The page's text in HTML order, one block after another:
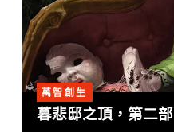
萬智創生
暮悲邸之頂，第二部